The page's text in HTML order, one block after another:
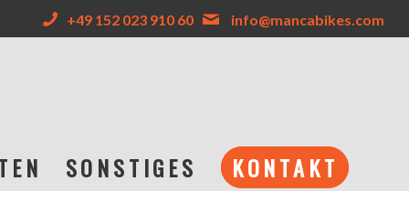
+49 152 023 910 60 info@mancabikes.com
SONSTIGES KONTAKT